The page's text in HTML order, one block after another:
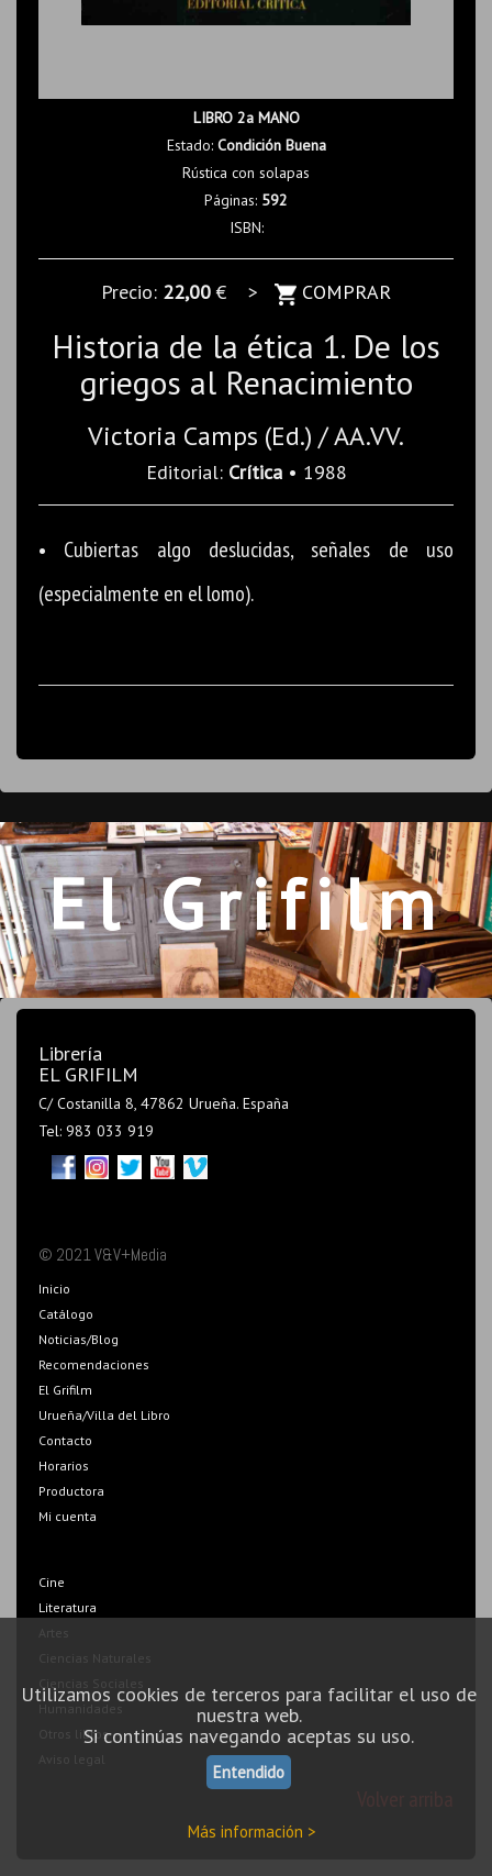
Utilizamos cookies de terceros para facilitar el uso de
nuestra web.
Si continúas navegando aceptas su uso.
Entendido
Más información >
LIBRO 2a MANO
Estado: Condición Buena
Rústica con solapas
Páginas: 592
ISBN:
Precio: 22,00€ > COMPRAR
Historia de la ética 1. De los
griegos al Renacimiento
Victoria Camps (Ed.) / AA.VV.
Editorial: Crítica• 1988
• Cubiertas algo deslucidas, señales de uso
(especialmente en el lomo).
El Grifilm
Librería
EL GRIFILM
C/ Costanilla 8, 47862 Urueña. España
Tel: 983 033 919
© 2021 V&V+Media
Inicio
Catálogo
Noticias/Blog
Recomendaciones
El Grifilm
Urueña/Villa del Libro
Contacto
Horarios
Productora
Mi cuenta
Cine
Literatura
Artes
Ciencias Naturales
Ciencias Sociales
Humanidades
Otros libros
Aviso legal
Volver arriba